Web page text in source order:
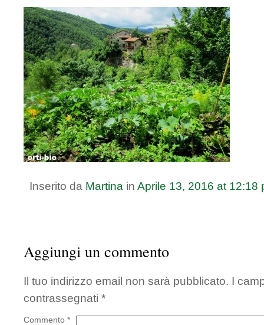
Inserito da Martina in Aprile 13, 2016 at 12:18
Aggiungi un commento
Il tuo indirizzo email non sarà pubblicato. I
contrassegnati *
Commento *